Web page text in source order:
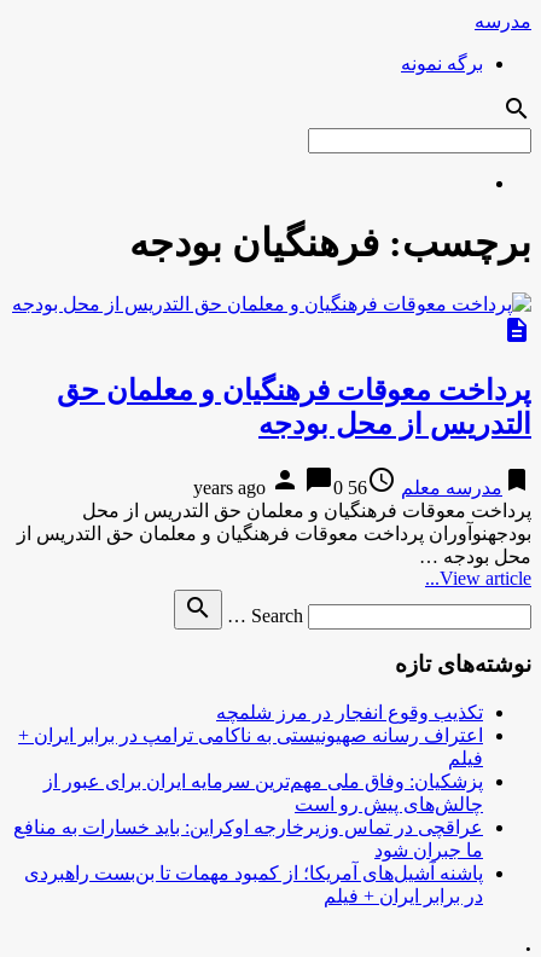
مدرسه
برگه نمونه
search
برچسب: فرهنگیان بودجه
description
پرداخت معوقات فرهنگیان و معلمان حق
التدریس از محل بودجه
bookmark مدرسه معلم access_time
56 years ago
person chat_bubble0
پرداخت معوقات فرهنگیان و معلمان حق التدریس از محل
بودجهنوآوران پرداخت معوقات فرهنگیان و معلمان حق التدریس از
محل بودجه …
View article...
Search …
search
نوشته‌های تازه
تکذیب وقوع انفجار در مرز شلمچه
اعتراف رسانه صهیونیستی به ناکامی ترامپ در برابر ایران +
فیلم
پزشکیان: وفاق ملی مهم‌ترین سرمایه ایران برای عبور از
چالش‌های پیش رو است
عراقچی در تماس وزیرخارجه اوکراین: باید خسارات به منافع
ما جبران شود
پاشنه آشیل‌های آمریکا؛ از کمبود مهمات تا بن‌بست راهبردی
در برابر ایران + فیلم
.